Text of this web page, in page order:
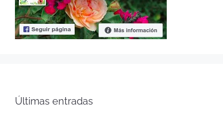
Últimas entradas